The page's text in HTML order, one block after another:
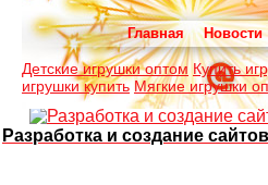
Главная Новости
Детские игрушки оптом Купить
игрушки купить Мягкие игрушки
Разработка и создание